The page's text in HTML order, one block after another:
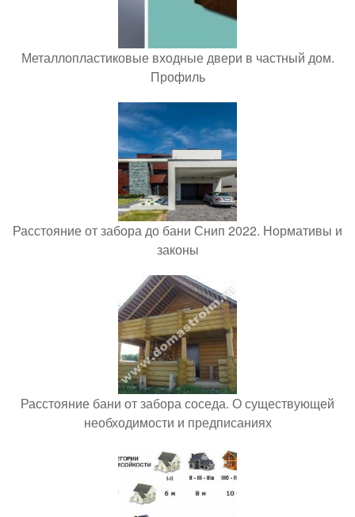
Металлопластиковые входные двери в частный дом.
Профиль
Расстояние от забора до бани Снип 2022. Нормативы и
законы
Расстояние бани от забора соседа. О существующей
необходимости и предписаниях